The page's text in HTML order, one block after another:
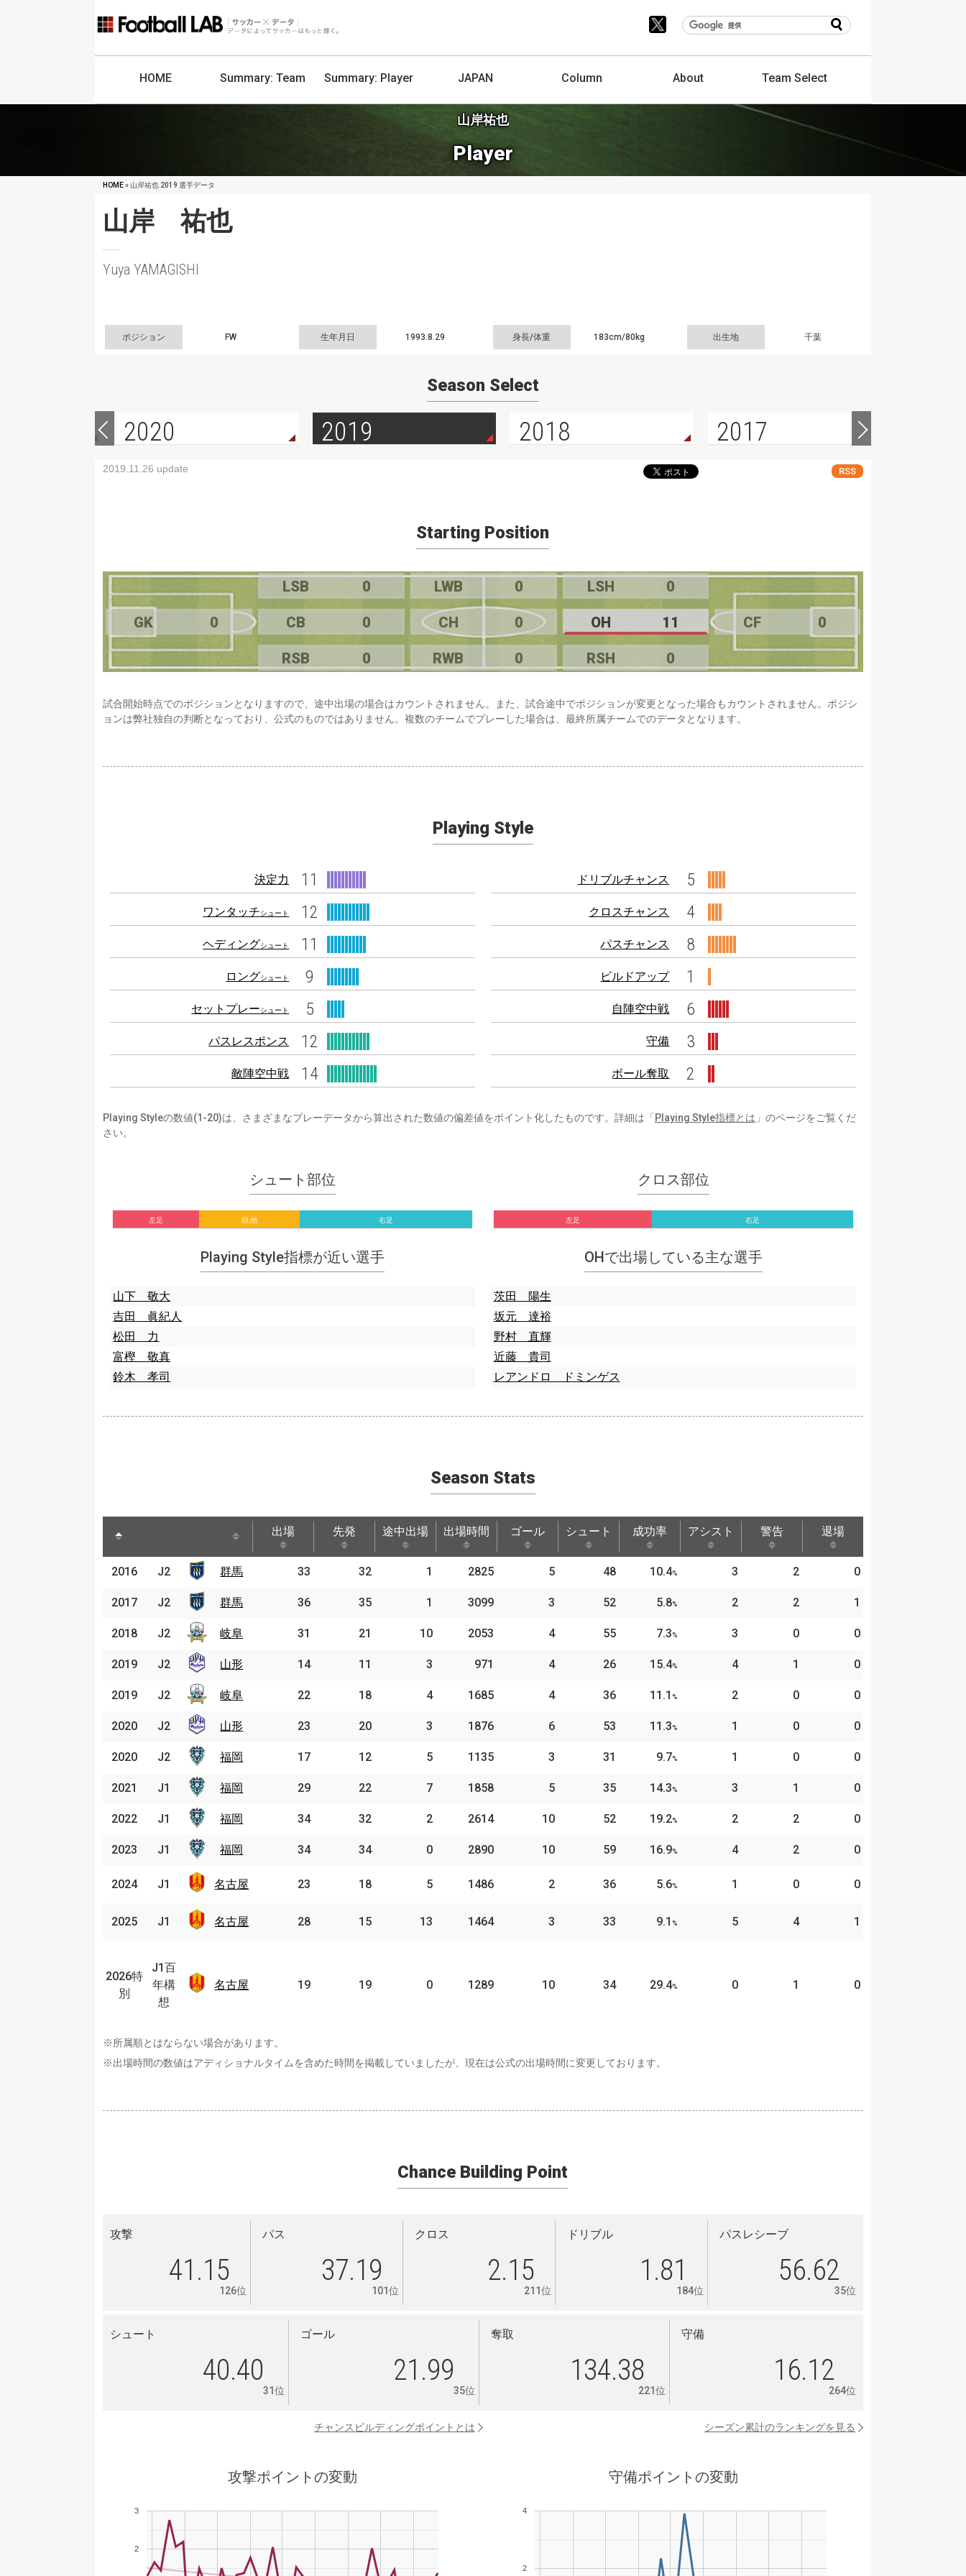
HOME Summary: Team Summary: Player JAPAN Column About TeamSelect
山岸祐也
Player
HOME» 山岸祐也 2019 選手データ
山岸 祐也
Yuya YAMAGISHI
ポジション FW 生年月日 1993.8.29 身長/体重 183cm/80kg 出生地 千葉
Season Select
2020 2019 2018 2017
2019.11.26 update RSS
Starting Position
LSB 0 LWB 0 LSH 0
GK 0 CB 0 CH 0 OH 11 CF 0
RSB 0 RWB 0 RSH 0
試合開始時点でのポジションとなりますので、途中出場の場合はカウントされません。また、試合途中でポジションが変更となった場合もカウントされません。ポジシ
ョンは弊社独自の判断となっており、公式のものではありません。複数のチームでプレーした場合は、最終所属チームでのデータとなります。
Playing Style
決定力 11
ワンタッチシュート 12
ヘディングシュート 11
ロングシュート 9
セットプレーシュート 5
パスレスポンス 12
敵陣空中戦 14
ドリブルチャンス 5
クロスチャンス 4
パスチャンス 8
ビルドアップ 1
自陣空中戦 6
守備 3
ボール奪取 2
Playing Styleの数値(1-20)は、さまざまなプレーデータから算出された数値の偏差値をポイント化したものです。詳細は「Playing Style指標とは 」のページをご覧くだ
さい。
シュート部位
左足 頭,他 右足
クロス部位
左足 右足
Playing Style指標が近い選手
山下 敬大
吉田 眞紀人
松田 力
富樫 敬真
鈴木 孝司
OHで出場している主な選手
茨田 陽生
坂元 達裕
野村 直輝
近藤 貴司
レアンドロ ドミンゲス
Season Stats
出場 先発 途中出場 出場時間 ゴール シュート 成功率 アシスト 警告 退場
途中出場 出場時間 シュート 成功率 アシスト
2016 群馬 33 32 1 2825 5 48 10.4% 3 2 0
2017 群馬 36 35 1 3099 3 52 5.8% 2 2 1
2018 岐阜 31 21 10 2053 4 55 7.3% 3 0 0
2019 山形 14 11 3 971 4 26 15.4% 4 1 0
2019 岐阜 22 18 4 1685 4 36 11.1 % 2 0 0
2020 山形 23 20 3 1876 6 53 11.3% 1 0 0
2020 福岡 17 12 5 1135 3 31 9.7% 1 0 0
2021 福岡 29 22 7 1858 5 35 14.3% 3 1 0
2022 福岡 34 32 2 2614 10 52 19.2% 2 2 0
2023 福岡 34 34 0 2890 10 59 16.9% 4 2 0
2024
名古
屋
23 18 5 1486 2 36 5.6% 1 0 0
2025
名古
屋
28 15 13 1464 3 33 9.1 % 5 4 1
2026
特別
百
年
名古
屋
19 19 0 1289 10 34 29.4% 0 1 0
2016 J2 群馬
2017 J2 群馬
2018 J2 岐阜
2019 J2 山形
2019 J2 岐阜
2020 J2 山形
2020 J2 福岡
2021 J1 福岡
2022 J1 福岡
2023 J1 福岡
2024 J1 名古屋
2025 J1 名古屋
2026特
別
J1百
年構
想
名古屋
※所属順とはならない場合があります。
※出場時間の数値はアディショナルタイムを含めた時間を掲載していましたが、現在は公式の出場時間に変更しております。
Chance Building Point
攻撃
41.15
126位
パス
37.19
101位
クロス
2.15
211位
ドリブル
1.81
184位
パスレシーブ
56.62
35位
シュート
40.40
31位
ゴール
21.99
35位
奪取
134.38
221位
守備
16.12
264位
チャンスビルディングポイントとは シーズン累計のランキングを見る
攻撃ポイントの変動
2
3
守備ポイントの変動
2
4